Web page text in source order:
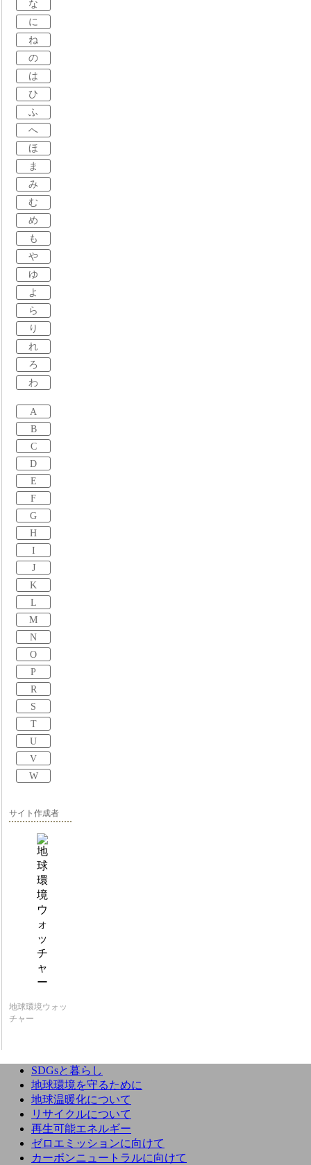
な
に
ね
の
は
ひ
ふ
へ
ほ
ま
み
む
め
も
や
ゆ
よ
ら
り
れ
ろ
わ
A
B
C
D
E
F
G
H
I
J
K
L
M
N
O
P
R
S
T
U
V
W
サイト作成者
地球環境ウォッ
チャー
SDGsと暮らし
地球環境を守るために
地球温暖化について
リサイクルについて
再生可能エネルギー
ゼロエミッションに向けて
カーボンニュートラルに向けて